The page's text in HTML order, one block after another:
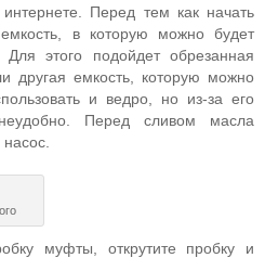
Перед тем как начать
в которую можно будет
этого подойдет обрезанная
другая емкость, которую можно
и ведро, но из-за его
Перед сливом масла
муфты, открутите пробку и